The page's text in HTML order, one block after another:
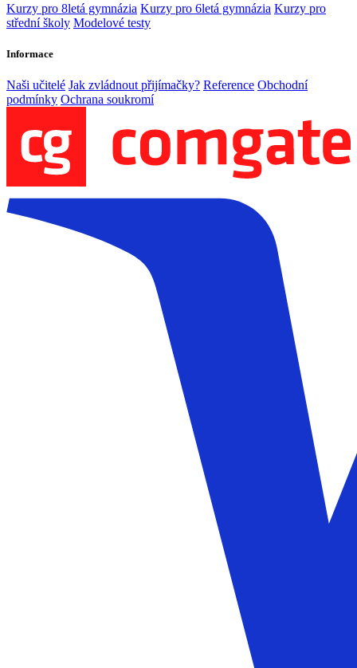
Kurzy pro 8letá gymnázia Kurzy pro 6letá gymnázia Kurzy pro
střední školy Modelové testy
Informace
Naši učitelé Jak zvládnout přijímačky? Reference Obchodní
podmínky Ochrana soukromí